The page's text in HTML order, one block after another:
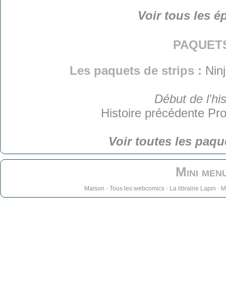
Voir tous les
Les paquets de strips :
Début de
Histoire précédente
Voir toutes les
Mini
Maison - Tous les webcomics- La librairie Lapin -